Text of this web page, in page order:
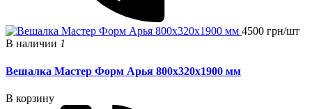
4500 грн/шт
В наличии 1
Вешалка Мастер Форм Арья 800х320х1900 мм
В корзину